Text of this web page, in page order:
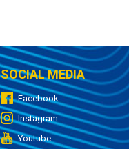
SOCIAL MEDIA
Facebook
Instagram
Youtube